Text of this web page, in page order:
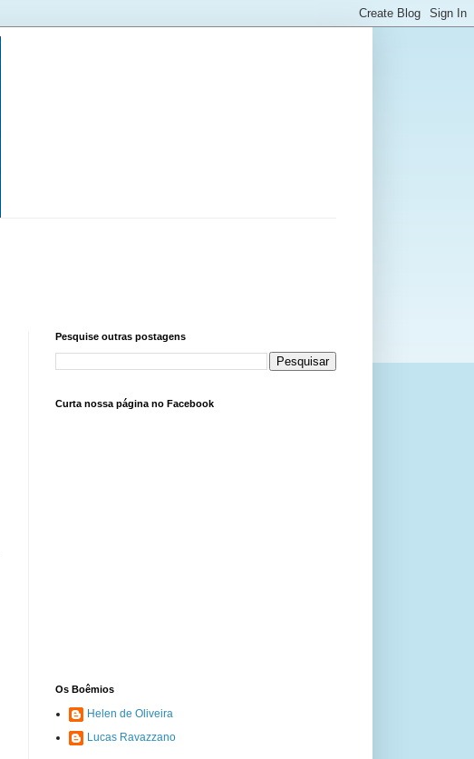
Pesquise outras postagens
Curta nossa página no Facebook
Os Boêmios
Helen de Oliveira
Lucas Ravazzano